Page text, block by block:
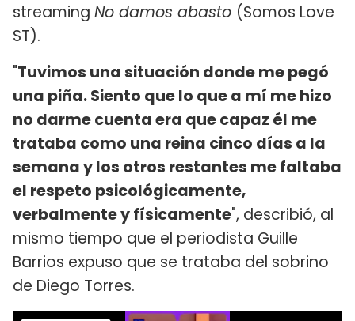
streaming No damos abasto (Somos Love
ST).
"Tuvimos una situación donde me pegó
una piña. Siento que lo que a mí me hizo
no darme cuenta era que capaz él me
trataba como una reina cinco días a la
semana y los otros restantes me faltaba
el respeto psicológicamente,
verbalmente y físicamente", describió, al
mismo tiempo que el periodista Guille
Barrios expuso que se trataba del sobrino
de Diego Torres.